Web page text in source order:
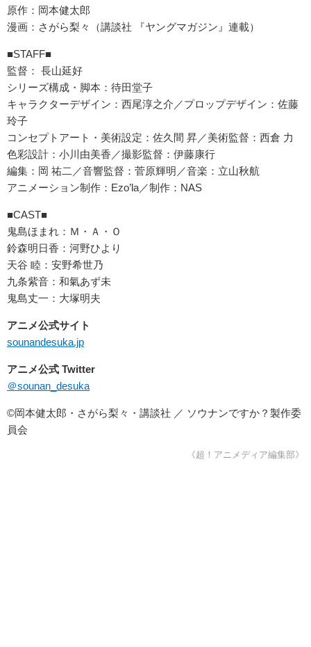
原作：岡本健太郎
漫画：さがら梨々（講談社 『ヤングマガジン』連載）
■STAFF■
監督： 長山延好
シリーズ構成・脚本：待田堂子
キャラクターデザイン：西尾淳之介／プロップデザイン：佐藤
玲子
コンセプトアート・美術設定：佐久間 昇／美術監督：西倉 力
色彩設計：小川由美香／撮影監督：伊藤康行
編集：岡 祐二／音響監督：菅原輝明／音楽：立山秋航
アニメーション制作：Ezo’la／制作：NAS
■CAST■
鬼島ほまれ：Ｍ・Ａ・Ｏ
鈴森明日香：河野ひより
天谷 睦：安野希世乃
九条紫音：和氣あず未
鬼島丈一：大塚明夫
アニメ公式サイト
sounandesuka.jp
アニメ公式 Twitter
＠sounan_desuka
©岡本健太郎・さがら梨々・講談社 ／ ソウナンですか？製作委
員会
《超！アニメディア編集部》